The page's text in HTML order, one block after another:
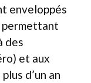
enveloppés
permettant
des
et aux
d’un an